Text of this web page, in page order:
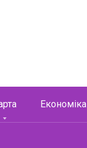
Економіка